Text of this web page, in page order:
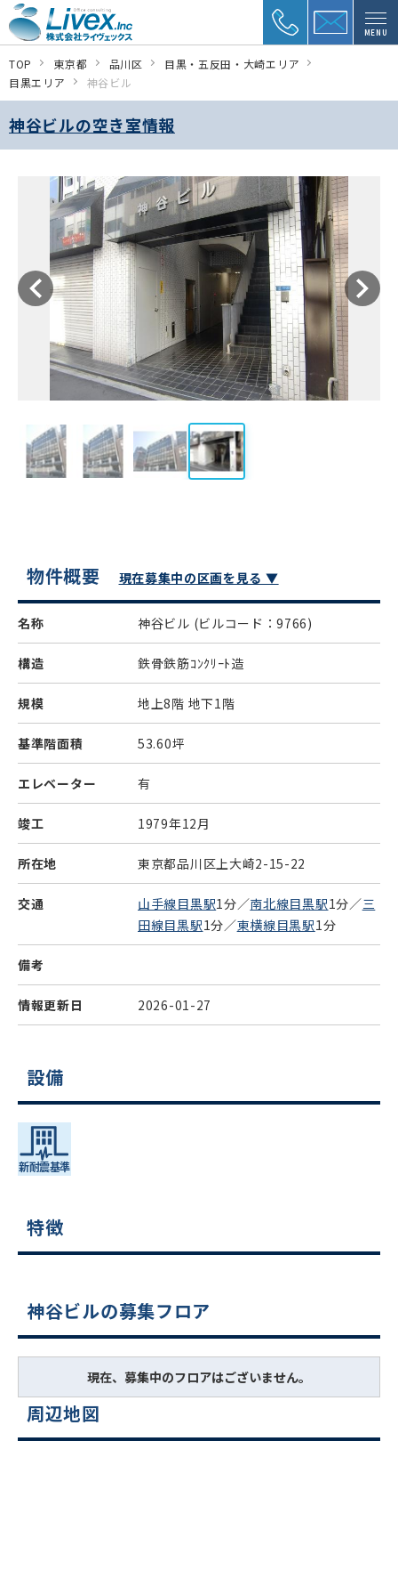
MENU
TOP 東京都 品川区
目黒・五反田・大崎エリア
目黒エリア
神谷ビル
神谷ビルの空き室情報
物件概要 現在募集中の区画を見る ▼
名称 神谷ビル (ビルコード：9766)
構造 鉄骨鉄筋ｺﾝｸﾘｰﾄ造
規模 地上8階 地下1階
基準階面積 53.60坪
エレベーター 有
竣工 1979年12月
所在地 東京都品川区上大崎2-15-22
交通 山手線目黒駅1分／南北線目黒駅1分／三
田線目黒駅1分／東横線目黒駅1分
備考
情報更新日 2026-01-27
設備
特徴
神谷ビルの募集フロア
現在、募集中のフロアはございません。
周辺地図